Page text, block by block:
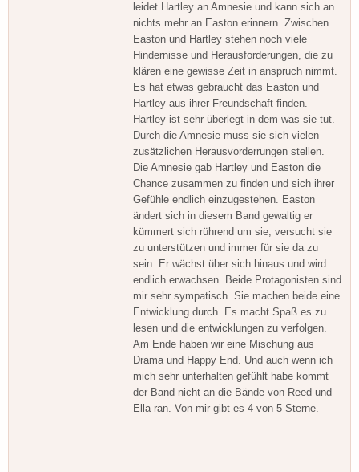
leidet Hartley an Amnesie und kann sich an
nichts mehr an Easton erinnern. Zwischen
Easton und Hartley stehen noch viele
Hindernisse und Herausforderungen, die zu
klären eine gewisse Zeit in anspruch nimmt.
Es hat etwas gebraucht das Easton und
Hartley aus ihrer Freundschaft finden.
Hartley ist sehr überlegt in dem was sie tut.
Durch die Amnesie muss sie sich vielen
zusätzlichen Herausvorderrungen stellen.
Die Amnesie gab Hartley und Easton die
Chance zusammen zu finden und sich ihrer
Gefühle endlich einzugestehen. Easton
ändert sich in diesem Band gewaltig er
kümmert sich rührend um sie, versucht sie
zu unterstützen und immer für sie da zu
sein. Er wächst über sich hinaus und wird
endlich erwachsen. Beide Protagonisten sind
mir sehr sympatisch. Sie machen beide eine
Entwicklung durch. Es macht Spaß es zu
lesen und die entwicklungen zu verfolgen.
Am Ende haben wir eine Mischung aus
Drama und Happy End. Und auch wenn ich
mich sehr unterhalten gefühlt habe kommt
der Band nicht an die Bände von Reed und
Ella ran. Von mir gibt es 4 von 5 Sterne.